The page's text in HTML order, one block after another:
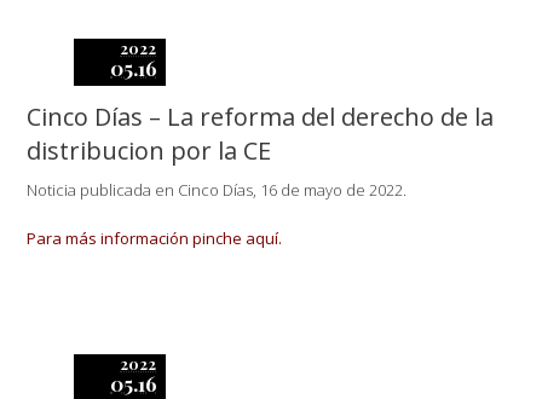
2022
05.16
Cinco Días – La reforma del derecho de la
distribucion por la CE
Noticia publicada en Cinco Días, 16 de mayo de 2022.
Para más información pinche aquí.
2022
05.16